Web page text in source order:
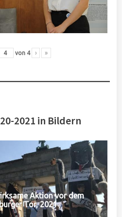
von 4 › »
2021 in Bildern
Aktion vor dem
Tor, 2021